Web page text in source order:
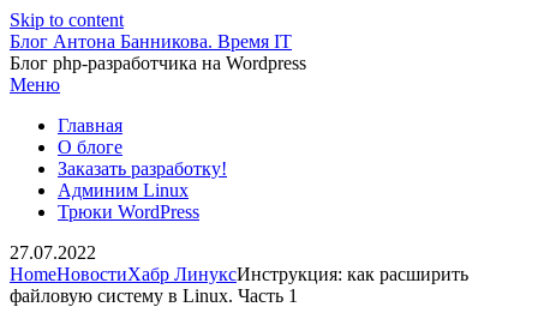
Skip to content
Блог Антона Банникова. Время IT
Блог php-разработчика на Wordpress
Меню
Главная
О блоге
Заказать разработку!
Админим Linux
Трюки WordPress
27.07.2022
HomeНовостиХабр ЛинуксИнструкция: как расширить
файловую систему в Linux. Часть 1